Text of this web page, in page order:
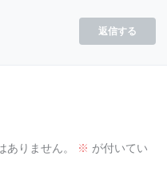
返信する
ありません。 ※ が付いてい